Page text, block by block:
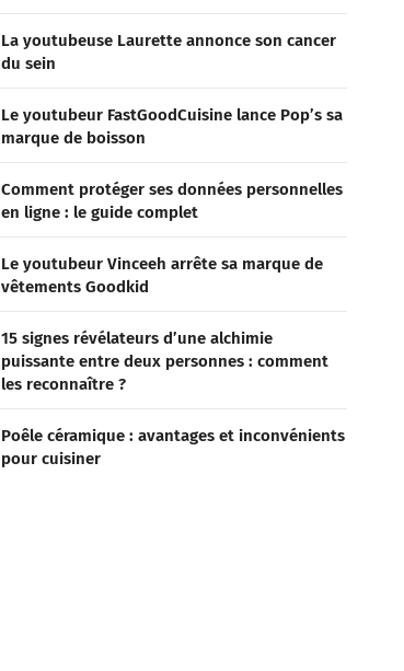
La youtubeuse Laurette annonce son cancer
du sein
Le youtubeur FastGoodCuisine lance Pop’s sa
marque de boisson
Comment protéger ses données personnelles
en ligne : le guide complet
Le youtubeur Vinceeh arrête sa marque de
vêtements Goodkid
15 signes révélateurs d’une alchimie
puissante entre deux personnes : comment
les reconnaître ?
Poêle céramique : avantages et inconvénients
pour cuisiner